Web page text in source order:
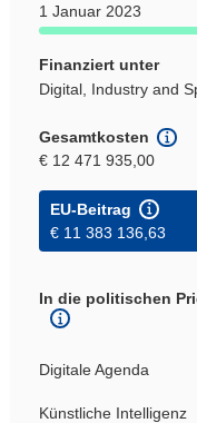
1 Januar 2023
Finanziert unter
Digital, Industry and
Gesamtkosten
€ 12 471 935,00
EU-Beitrag
€ 11 383 136,63
In die politischen
Digitale Agenda
Künstliche Intelligenz